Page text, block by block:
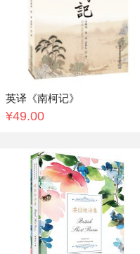
英译《南柯记》
¥49.00